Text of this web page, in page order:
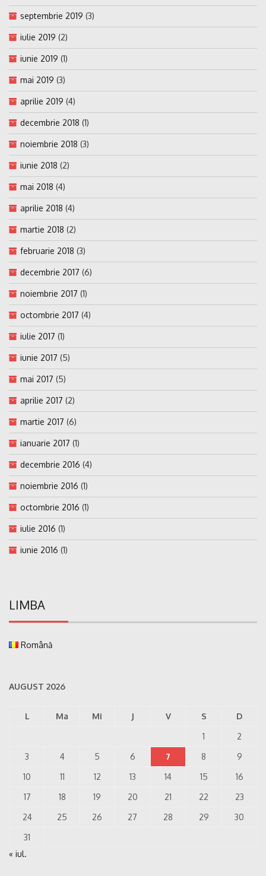
septembrie 2019 (3)
iulie 2019 (2)
iunie 2019 (1)
mai 2019 (3)
aprilie 2019 (4)
decembrie 2018 (1)
noiembrie 2018 (3)
iunie 2018 (2)
mai 2018 (4)
aprilie 2018 (4)
martie 2018 (2)
februarie 2018 (3)
decembrie 2017 (6)
noiembrie 2017 (1)
octombrie 2017 (4)
iulie 2017 (1)
iunie 2017 (5)
mai 2017 (5)
aprilie 2017 (2)
martie 2017 (6)
ianuarie 2017 (1)
decembrie 2016 (4)
noiembrie 2016 (1)
octombrie 2016 (1)
iulie 2016 (1)
iunie 2016 (1)
LIMBA
Română
AUGUST 2026
L Ma Mi J V S
D
1
2
3
4 5 6 7 8
9
10
11 12 13 14 15
16
17
18 19 20 21 22
23
24
25 26 27 28 29
30
31
« iul.